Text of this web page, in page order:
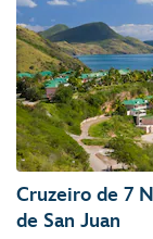
Cruzeiro de 7
de San Juan